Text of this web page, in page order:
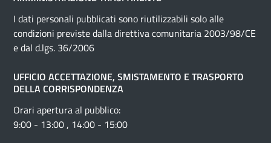
I dati personali pubblicati sono riutilizzabili solo alle
condizioni previste dalla direttiva comunitaria 2003/98/CE
e dal d.lgs. 36/2006
UFFICIO ACCETTAZIONE, SMISTAMENTO E TRASPORTO
DELLA CORRISPONDENZA
Orari apertura al pubblico:
9:00 - 13:00 , 14:00 - 15:00